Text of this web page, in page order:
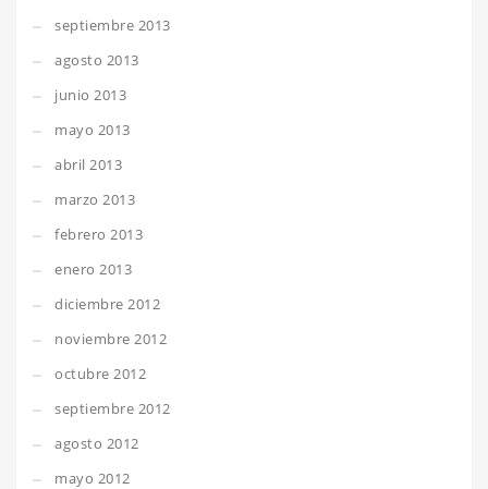
septiembre 2013
agosto 2013
junio 2013
mayo 2013
abril 2013
marzo 2013
febrero 2013
enero 2013
diciembre 2012
noviembre 2012
octubre 2012
septiembre 2012
agosto 2012
mayo 2012